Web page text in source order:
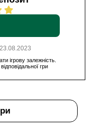
ігрову залежність.
гри